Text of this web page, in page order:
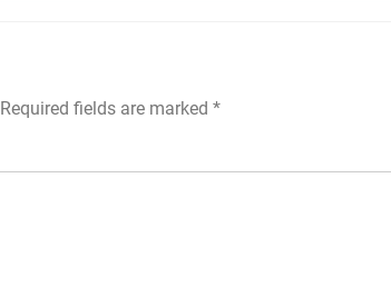
Required fields are marked *